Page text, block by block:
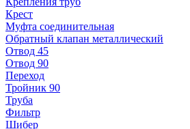
Крест
Муфта соединительная
Обратный клапан металлический
Отвод 45
Отвод 90
Переход
Тройник 90
Труба
Фильтр
Шибер